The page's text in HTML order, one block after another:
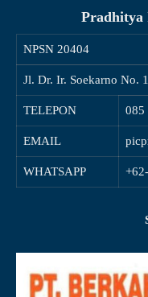
Pradhitya
NPSN 20404
Jl. Dr. Ir. Soekarno No.
TELEPON 085
EMAIL
WHATSAPP